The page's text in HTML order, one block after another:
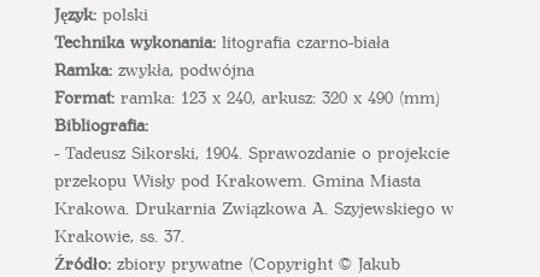
Język:polski
Technika wykonania:litografia czarno-biała
Ramka:zwykła, podwójna
Format:ramka: 123 x 240, arkusz: 320 x 490 (mm)
Bibliografia:
- Tadeusz Sikorski, 1904. Sprawozdanie o projekcie
przekopu Wisły pod Krakowem. Gmina Miasta
Krakowa. Drukarnia Związkowa A. Szyjewskiego w
Krakowie, ss. 37.
Źródło:zbiory prywatne (Copyright © Jakub